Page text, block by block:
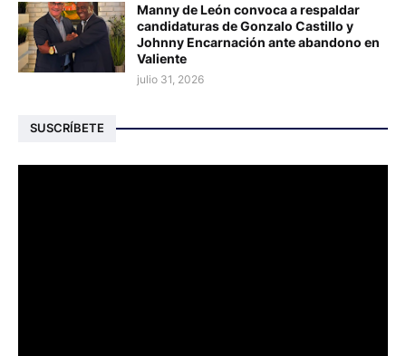
Manny de León convoca a respaldar
candidaturas de Gonzalo Castillo y
Johnny Encarnación ante abandono en
Valiente
julio 31, 2026
SUSCRÍBETE